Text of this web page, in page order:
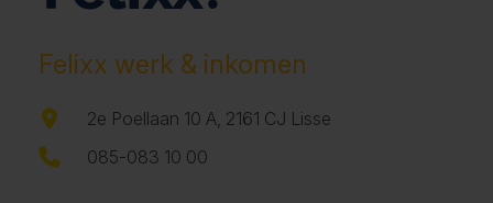
Felixx werk & inkomen
2e Poellaan 10 A, 2161 CJ Lisse
085-083 10 00